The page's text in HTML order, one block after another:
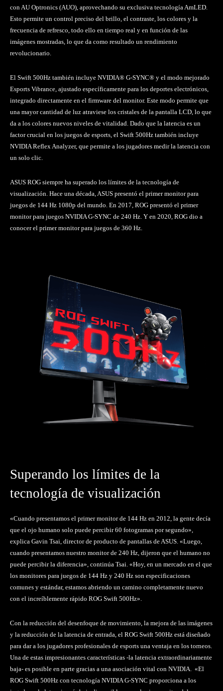
con AU Optronics (AUO), aprovechando su exclusiva tecnología AmLED.
Esto permite un control preciso del brillo, el contraste, los colores y la
frecuencia de refresco, todo ello en tiempo real y en función de las
imágenes mostradas, lo que da como resultado un rendimiento
revolucionario.
El Swift 500Hz también incluye NVIDIA® G-SYNC® y el modo mejorado
Esports Vibrance, ajustado específicamente para los deportes electrónicos,
integrado directamente en el firmware del monitor. Este modo permite que
una mayor cantidad de luz atraviese los cristales de la pantalla LCD, lo que
da a los colores nuevos niveles de vitalidad. Dado que la latencia es un
factor crucial en los juegos de esports, el Swift 500Hz también incluye
NVIDIA Reflex Analyzer, que permite a los jugadores medir la latencia con
un solo clic.
ASUS ROG siempre ha superado los límites de la tecnología de
visualización. Hace una década, ASUS presentó el primer monitor para
juegos de 144 Hz 1080p del mundo. En 2017, ROG presentó el primer
monitor para juegos NVIDIA G-SYNC de 240 Hz. Y en 2020, ROG dio a
conocer el primer monitor para juegos de 360 Hz.
Superando los límites de la
tecnología de visualización
«Cuando presentamos el primer monitor de 144 Hz en 2012, la gente decía
que el ojo humano solo puede percibir 60 fotogramas por segundo»,
explica Gavin Tsai, director de producto de pantallas de ASUS. «Luego,
cuando presentamos nuestro monitor de 240 Hz, dijeron que el humano no
puede percibir la diferencia», continúa Tsai. «Hoy, en un mercado en el que
los monitores para juegos de 144 Hz y 240 Hz son especificaciones
comunes y estándar, estamos abriendo un camino completamente nuevo
con el increíblemente rápido ROG Swift 500Hz».
Con la reducción del desenfoque de movimiento, la mejora de las imágenes
y la reducción de la latencia de entrada, el ROG Swift 500Hz está diseñado
para dar a los jugadores profesionales de esports una ventaja en los torneos.
Una de estas impresionantes características -la latencia extraordinariamente
baja- es posible en parte gracias a una asociación vital con NVIDIA. «El
ROG Swift 500Hz con tecnología NVIDIA G-SYNC proporciona a los